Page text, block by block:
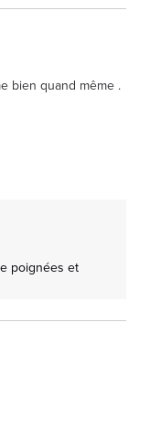
bien quand même .
poignées et